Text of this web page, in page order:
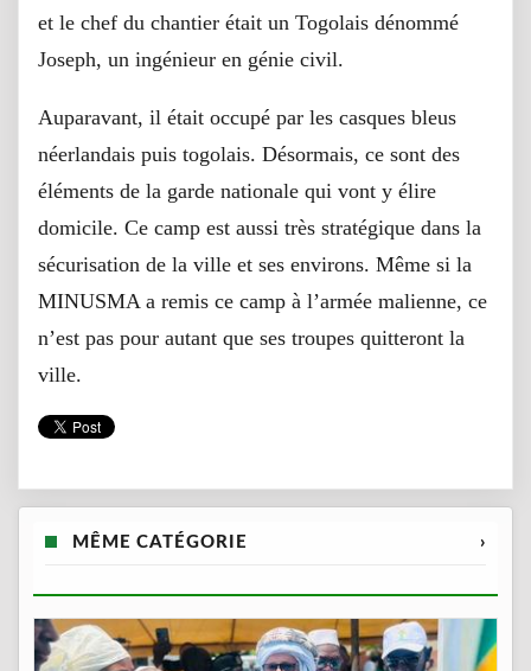
et le chef du chantier était un Togolais dénommé
Joseph, un ingénieur en génie civil.
Auparavant, il était occupé par les casques bleus
néerlandais puis togolais. Désormais, ce sont des
éléments de la garde nationale qui vont y élire
domicile. Ce camp est aussi très stratégique dans la
sécurisation de la ville et ses environs. Même si la
MINUSMA a remis ce camp à l’armée malienne, ce
n’est pas pour autant que ses troupes quitteront la
ville.
MÊME CATÉGORIE ›